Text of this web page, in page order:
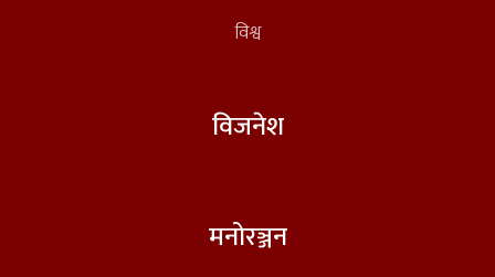
विश्व
विजनेश
मनोरञ्जन